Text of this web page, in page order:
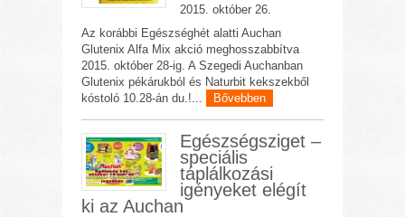
2015. október 26.
Az korábbi Egészséghét alatti Auchan
Glutenix Alfa Mix akció meghosszabbítva
2015. október 28-ig. A Szegedi Auchanban
Glutenix pékárukból és Naturbit kekszekből
kóstoló 10.28-án du.!...
Bővebben
Egészségsziget –
speciális
táplálkozási
igényeket elégít
ki az Auchan